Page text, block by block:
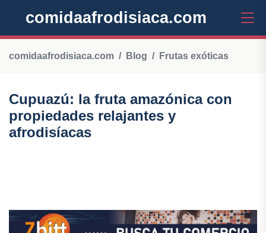
comidaafrodisiaca.com
comidaafrodisiaca.com Blog Frutas exóticas
Cupuazú: la fruta amazónica con
propiedades relajantes y
afrodisíacas